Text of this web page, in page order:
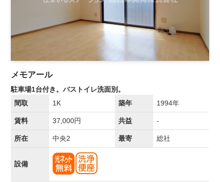
メモアール
駐車場1台付き。バストイレ洗面別。
間取
1K 築年 1994年
賃料 37,000円 共益 -
所在 中央2 最寄 総社
設備